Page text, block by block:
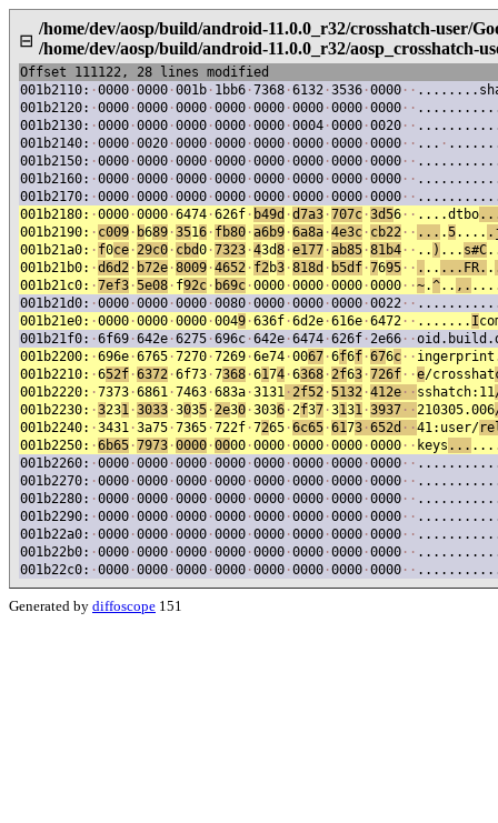
⊟
/home/dev/aosp/build/android-11.0.0_r32/crosshatch-user/
/home/dev/aosp/build/android-11.0.0_r32/aosp_crosshatch-
Offset 111122, 28 lines modified
001b2110: ·0000 ·0000 ·001b · 1bb6 ·7368 ·6132 ·3536 ·0000 · ·
001b2120: ·0000 ·0000 ·0000 ·0000 ·0000 ·0000 ·0000 ·0000 · ·
001b2130: ·0000 ·0000 ·0000 ·0000 ·0000 ·0004 ·0000 ·0020 · ·
001b2140: ·0000 ·0020 ·0000 ·0000 ·0000 ·0000 ·0000 ·0000 · · ... ·
001b2150: ·0000 ·0000 ·0000 ·0000 ·0000 ·0000 ·0000 ·0000 · ·
001b2160: ·0000 ·0000 ·0000 ·0000 ·0000 ·0000 ·0000 ·0000 · ·
001b2170: ·0000 ·0000 ·0000 ·0000 ·0000 ·0000 ·0000 ·0000 · ·
001b2180: ·0000 ·0000 ·6474 ·626f · b49d ·d7a3 ·707c ·3d56 · · ....dtbo
001b2190: · c009 · b689 ·3516 · fb80 ·a6b9 ·6a8a ·4e3c · cb22 · · ... .5....
001b21a0: · f0ce ·29c0 · cbd0 ·7323 ·43d8 ·e177 ·ab85 ·81b4 · · .. ) ... s#C
001b21b0: ·d6d2 · b72e ·8009 ·4652 · f2b3 ·818d · b5df ·7695 · · . .. ...FR. .
001b21c0: ·7ef3 ·5e08 · f92c · b69c ·0000 ·0000 ·0000 ·0000 · ·~.^.. ,.
001b21d0: ·0000 ·0000 ·0000 ·0080 ·0000 ·0000 ·0000 ·0022 · ·
001b21e0: ·0000 ·0000 ·0000 ·0049 ·636f ·6d2e ·616e ·6472 · · ....... I
001b21f0: ·6f69 ·642e ·6275 ·696c ·642e ·6474 ·626f ·2e66 · ·
001b2200: ·696e ·6765 ·7270 ·7269 ·6e74 ·0067 ·6f6f ·676c · ·
001b2210: ·652f ·6372 ·6f73 ·7368 ·6174 ·6368 ·2f63 ·726f · ·e/crosshat
001b2220: ·7373 ·6861 ·7463 ·683a ·3131 ·2f52 ·5132 ·412e · · sshatch:11
001b2230: ·3231 ·3033 ·3035 ·2e30 ·3036 ·2f37 ·3131 ·3937 · ·210305.006
001b2240: ·3431 ·3a75 ·7365 ·722f ·7265 ·6c65 ·6173 ·652d · ·41:user/
001b2250: ·6b65 ·7973 ·0000 ·0000 ·0000 ·0000 ·0000 ·0000 · · keys ...
001b2260: ·0000 ·0000 ·0000 ·0000 ·0000 ·0000 ·0000 ·0000 · ·
001b2270: ·0000 ·0000 ·0000 ·0000 ·0000 ·0000 ·0000 ·0000 · ·
001b2280: ·0000 ·0000 ·0000 ·0000 ·0000 ·0000 ·0000 ·0000 · ·
001b2290: ·0000 ·0000 ·0000 ·0000 ·0000 ·0000 ·0000 ·0000 · ·
001b22a0: ·0000 ·0000 ·0000 ·0000 ·0000 ·0000 ·0000 ·0000 · ·
001b22b0: ·0000 ·0000 ·0000 ·0000 ·0000 ·0000 ·0000 ·0000 · ·
001b22c0: ·0000 ·0000 ·0000 ·0000 ·0000 ·0000 ·0000 ·0000 · ·
Generated by diffoscope 151